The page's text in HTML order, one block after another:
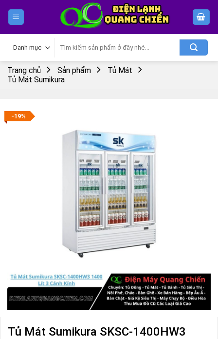
kiếm:
Trang chủ Sản phẩm
Tủ Mát
Tủ Mát Sumikura
-19%
Tủ Mát Sumikura SKSC-1400HW3